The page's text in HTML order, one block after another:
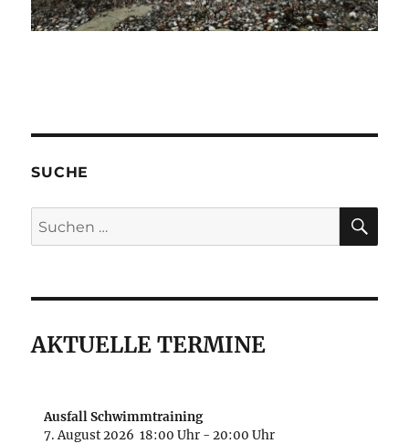
SUCHE
Suche
nach:
AKTUELLE TERMINE
Ausfall Schwimmtraining
7. August 2026 18:00 Uhr -20:00 Uhr